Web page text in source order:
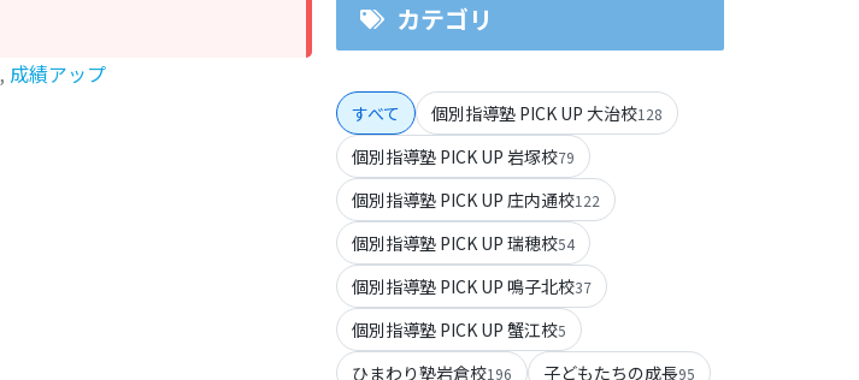
, 成績アップ
カテゴリ
すべて 個別指導塾 PICK UP 大治校128
個別指導塾 PICK UP 岩塚校79
個別指導塾 PICK UP 庄内通校122
個別指導塾 PICK UP 瑞穂校54
個別指導塾 PICK UP 鳴子北校37
個別指導塾 PICK UP 蟹江校5
ひまわり塾岩倉校196 子どもたちの成長95